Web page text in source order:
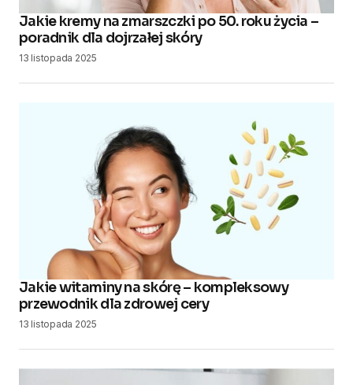
Jakie kremy na zmarszczki po 50. roku życia –
poradnik dla dojrzałej skóry
13 listopada 2025
Jakie witaminy na skórę – kompleksowy
przewodnik dla zdrowej cery
13 listopada 2025